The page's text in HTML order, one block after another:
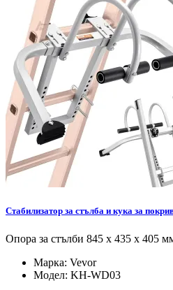
Стабилизатор за стълба и кука за
Опора за стълби 845 x 435 x 405
Марка: Vevor
Модел: KH-WD03